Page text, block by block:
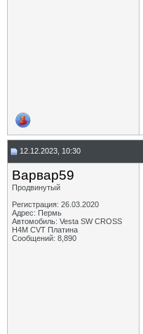
12.12.2023, 10:30
Варвар59
Продвинутый
Регистрация: 26.03.2020
Адрес: Пермь
Автомобиль: Vesta SW CROSS
H4M CVT Платина
Сообщений: 8,890